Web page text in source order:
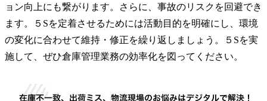
ョン向上にも繋がります。さらに、事故のリスクを回避でき
ます。５Sを定着させるためには活動目的を明確にし、環境
の変化に合わせて維持・修正を繰り返しましょう。５Sを実
施して、ぜひ倉庫管理業務の効率化を図ってください。